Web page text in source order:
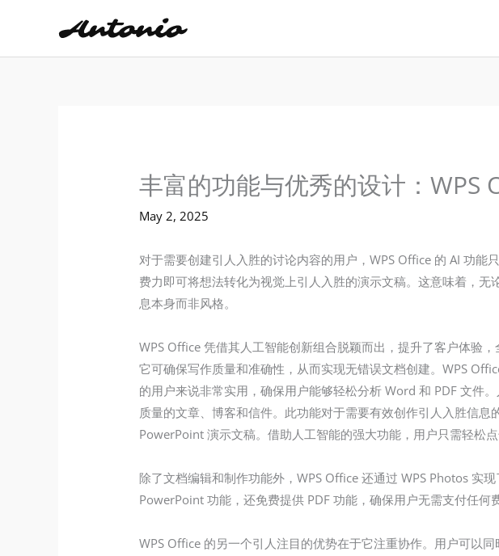
content
丰富的功能与优秀的设计：WPS
May 2, 2025
对于需要创建引人入胜的讨论内容的用户，WPS Office 的 AI 功
费力即可将想法转化为视觉上引人入胜的演示文稿。这意味着，
息本身而非风格。
WPS Office 凭借其人工智能创新组合脱颖而出，提升了客户体验
它可确保写作质量和准确性，从而实现无错误文档创建。WPS
的用户来说非常实用，确保用户能够轻松分析 Word 和 PDF 文件
质量的文章、博客和信件。此功能对于需要有效创作引人入胜信
PowerPoint 演示文稿。借助人工智能的强大功能，用户只需轻松
除了文档编辑和制作功能外，WPS Office 还通过 WPS Photos 实
PowerPoint 功能，还免费提供 PDF 功能，确保用户无需支付任何
WPS Office 的另一个引人注目的优势在于它注重协作。用户可以